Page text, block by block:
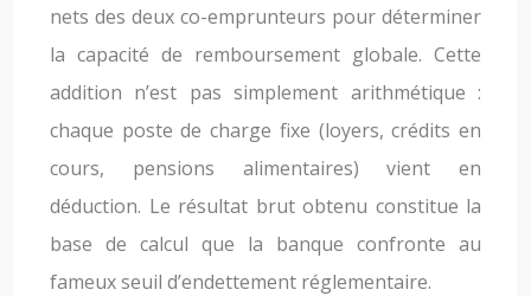
nets des deux co-emprunteurs pour déterminer
la capacité de remboursement globale. Cette
addition n’est pas simplement arithmétique :
chaque poste de charge fixe (loyers, crédits en
cours, pensions alimentaires) vient en
déduction. Le résultat brut obtenu constitue la
base de calcul que la banque confronte au
fameux seuil d’endettement réglementaire.